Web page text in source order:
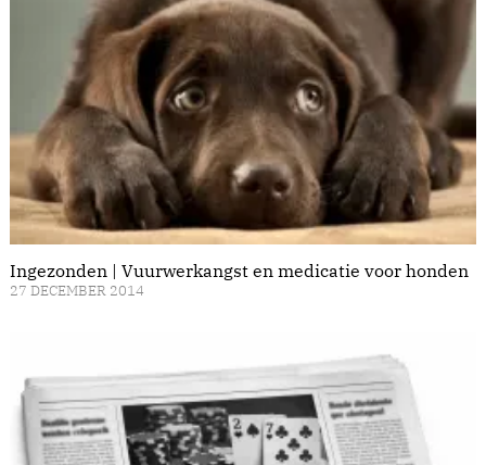
Ingezonden | Vuurwerkangst en medicatie voor honden
27 DECEMBER 2014